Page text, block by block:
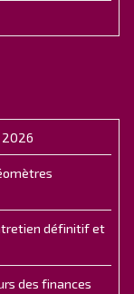
2026
définitif et
des finances